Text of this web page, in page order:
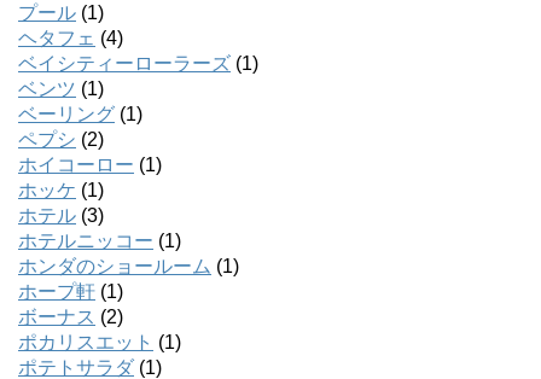
プール (1)
ヘタフェ (4)
ベイシティーローラーズ (1)
ベンツ (1)
ベーリング (1)
ペプシ (2)
ホイコーロー (1)
ホッケ (1)
ホテル (3)
ホテルニッコー (1)
ホンダのショールーム (1)
ホープ軒 (1)
ボーナス (2)
ポカリスエット (1)
ポテトサラダ (1)